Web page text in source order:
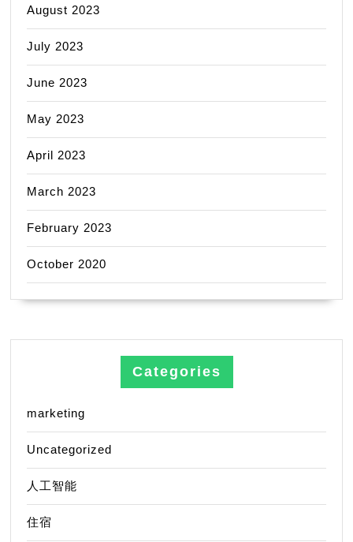
August 2023
July 2023
June 2023
May 2023
April 2023
March 2023
February 2023
October 2020
Categories
marketing
Uncategorized
人工智能
住宿